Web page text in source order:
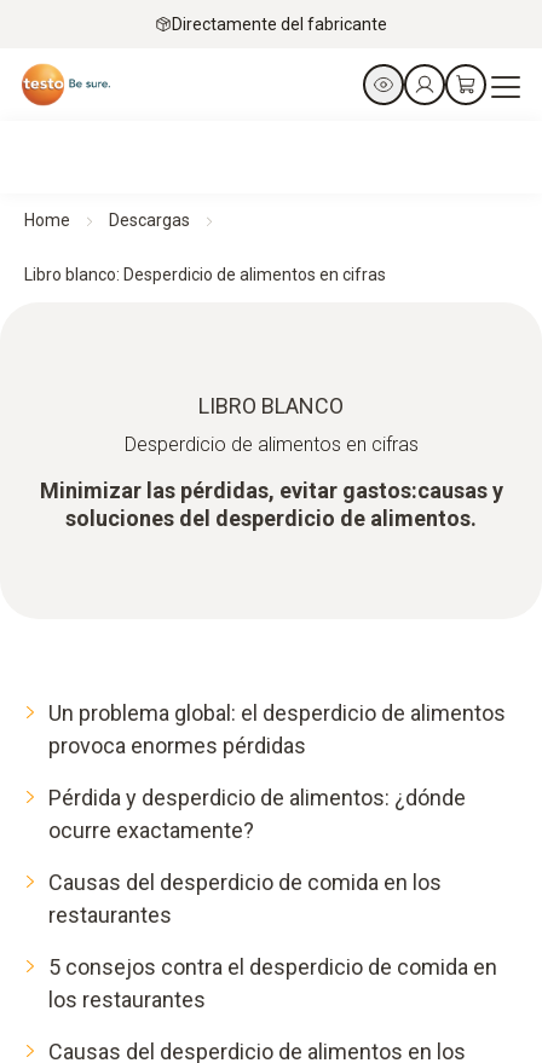
Directamente del fabricante
Home Descargas
Libro blanco: Desperdicio de alimentos en cifras
LIBRO BLANCO
Desperdicio de alimentos en cifras
Minimizar las pérdidas, evitar gastos:causas y
soluciones del desperdicio de alimentos.
Un problema global: el desperdicio de alimentos
provoca enormes pérdidas
Pérdida y desperdicio de alimentos: ¿dónde
ocurre exactamente?
Causas del desperdicio de comida en los
restaurantes
5 consejos contra el desperdicio de comida en
los restaurantes
Causas del desperdicio de alimentos en los